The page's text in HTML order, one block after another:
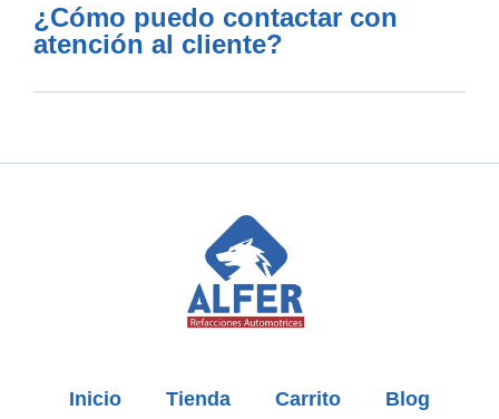
¿Cómo puedo contactar con
atención al cliente?
Inicio Tienda Carrito Blog